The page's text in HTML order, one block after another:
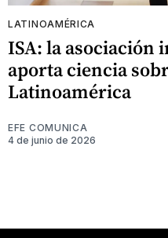
LATINOAMÉRICA
ISA: la asociación
aporta ciencia
Latinoamérica
EFE COMUNICA
4 de junio de 2026